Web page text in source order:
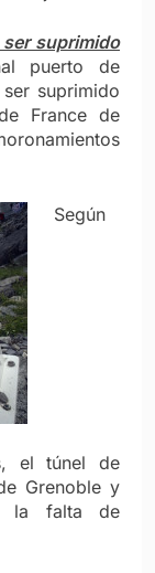
suprimido
puerto de
suprimido
France de
Según
el túnel de
Grenoble y
la falta de